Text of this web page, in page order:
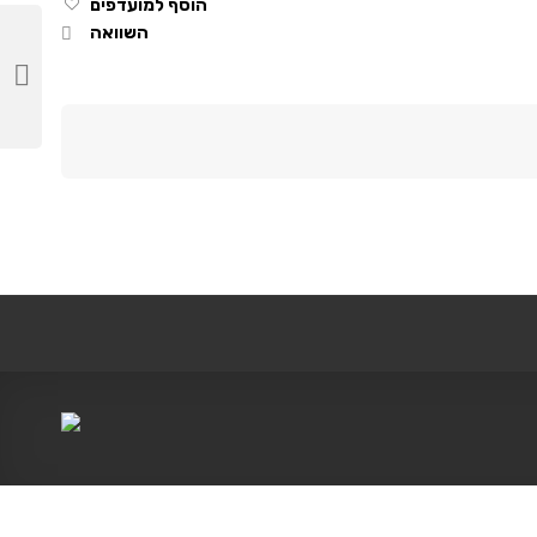
הוסף למועדפים
השוואה